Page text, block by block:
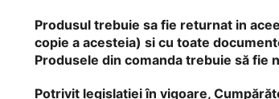
Produsul trebuie sa fie returnat in
copie a acesteia) si cu toate
Produsele din comanda trebuie să fie
Potrivit legislației în vigoare,